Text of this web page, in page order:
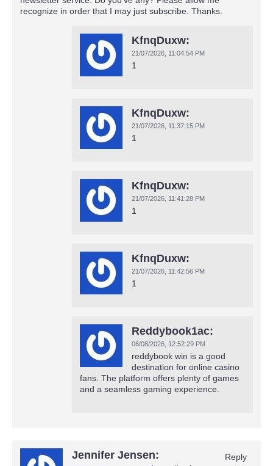
recognize in order that I may just subscribe. Thanks.
KfnqDuxw:
21/07/2026, 11:04:54 PM
1
KfnqDuxw:
21/07/2026, 11:37:15 PM
1
KfnqDuxw:
21/07/2026, 11:41:28 PM
1
KfnqDuxw:
21/07/2026, 11:42:56 PM
1
Reddybook1ac:
06/08/2026, 12:52:29 PM
reddybook win is a good
destination for online casino
fans. The platform offers plenty of games
and a seamless gaming experience.
Jennifer Jensen: Reply